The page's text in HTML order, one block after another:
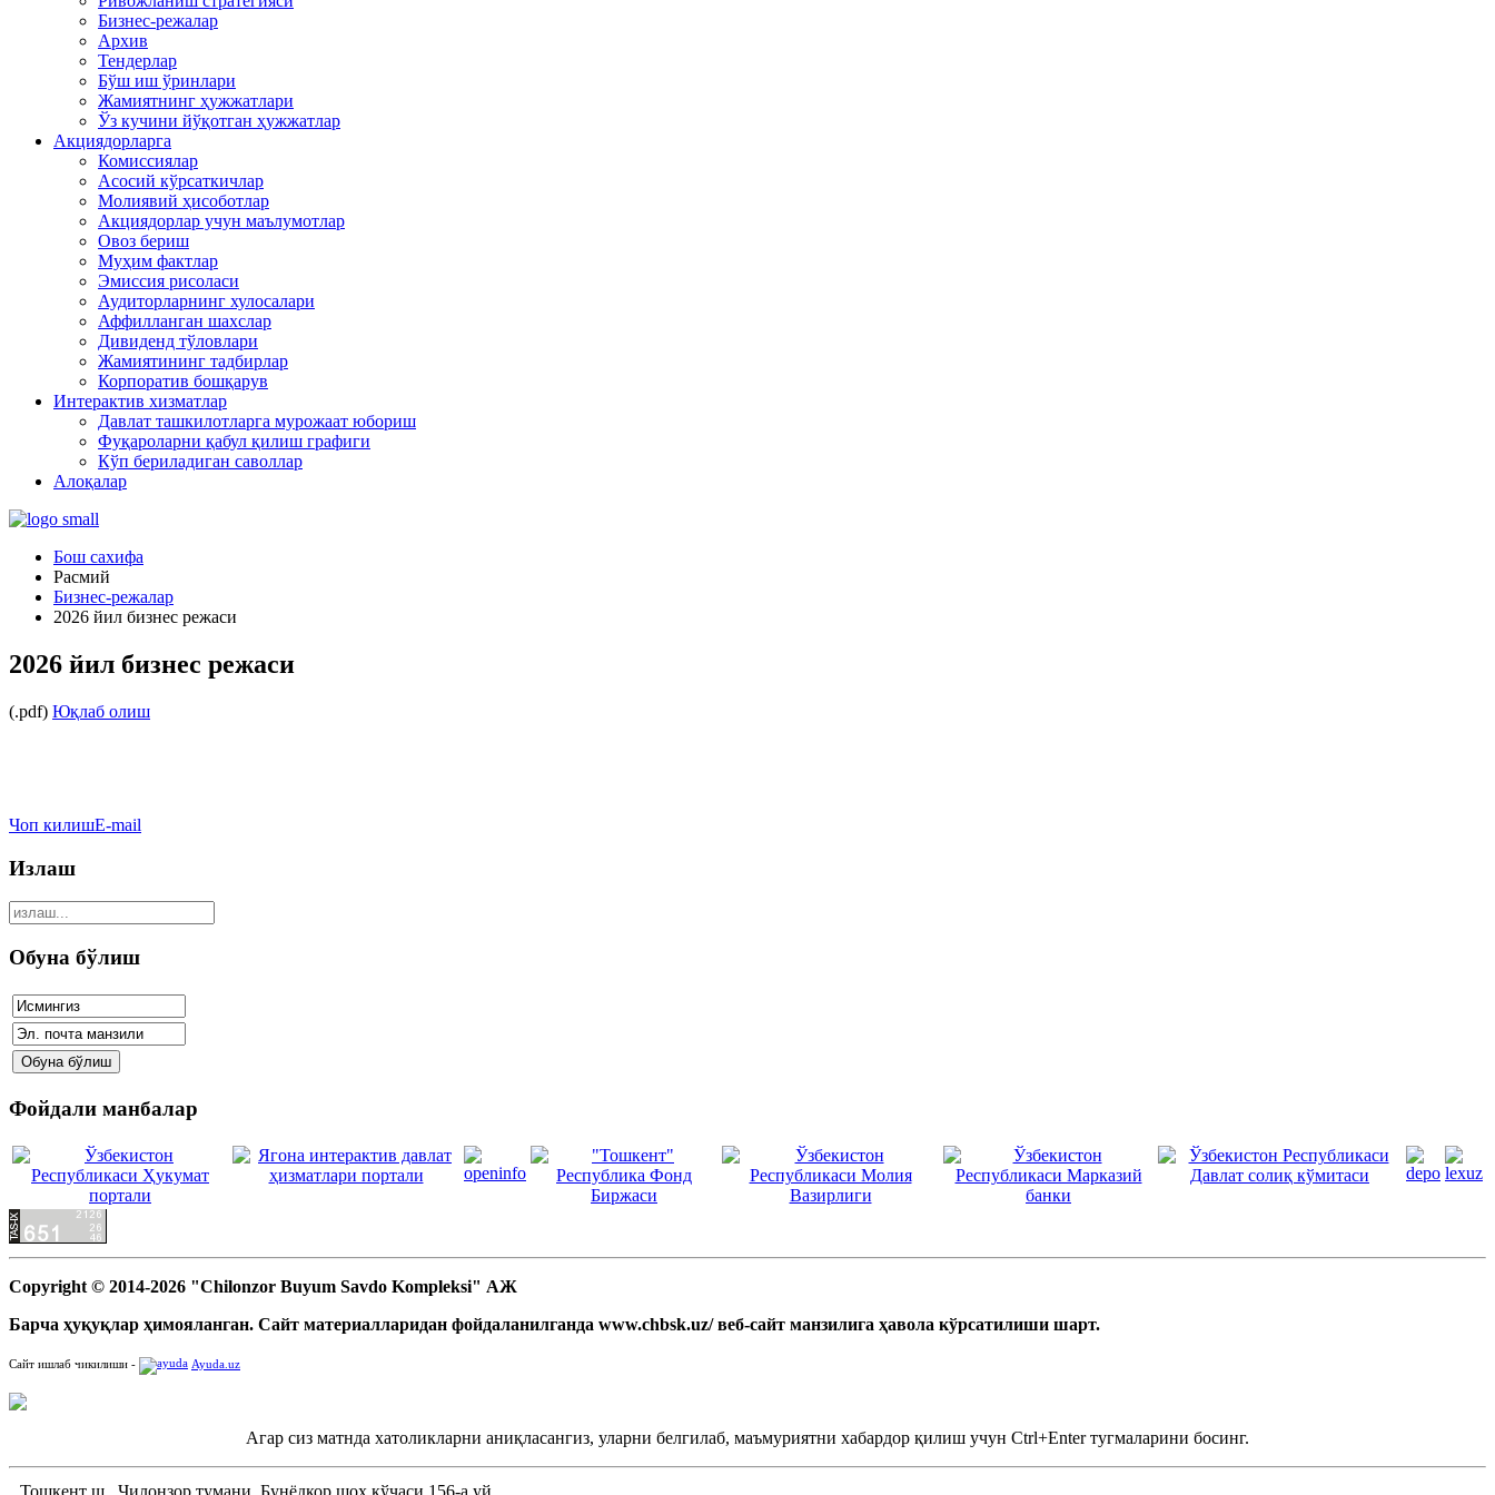
Бизнес-режалар
Архив
Тендерлар
Бўш иш ўринлари
Жамиятнинг ҳужжатлари
Ўз кучини йўқотган ҳужжатлар
Акциядорларга
Комиссиялар
Асосий кўрсаткичлар
Молиявий ҳисоботлар
Акциядорлар учун маълумотлар
Овоз бериш
Муҳим фактлар
Эмиссия рисоласи
Аудиторларнинг хулосалари
Аффилланган шахслар
Дивиденд тўловлари
Жамиятининг тадбирлар
Корпоратив бошқарув
Интерактив хизматлар
Давлат ташкилотларга мурожаат юбориш
Фуқароларни қабул қилиш графиги
Кўп бериладиган саволлар
Алоқалар
Бош сахифа
Расмий
Бизнес-режалар
2026 йил бизнес режаси
2026 йил бизнес режаси
(.pdf) Юқлаб олиш
Чоп килишE-mail
Излаш
Обуна бўлиш
Фойдали манбалар
Copyright © 2014-2026 "Chilonzor Buyum Savdo Kompleksi" АЖ
Барча ҳуқуқлар ҳимояланган. Сайт материалларидан фойдаланилганда www.chbsk.uz/ веб-сайт манзилига ҳавола кўрсатилиши шарт.
Сайт ишлаб чикилиши - Ayuda.uz
Агар сиз матнда хатоликларни аниқласангиз, уларни белгилаб, маъмуриятни хабардор қилиш учун Ctrl+Enter тугмаларини босинг.
Тошкент ш., Чилонзор тумани, Бунёдкор шоҳ кўчаси 156-а уй